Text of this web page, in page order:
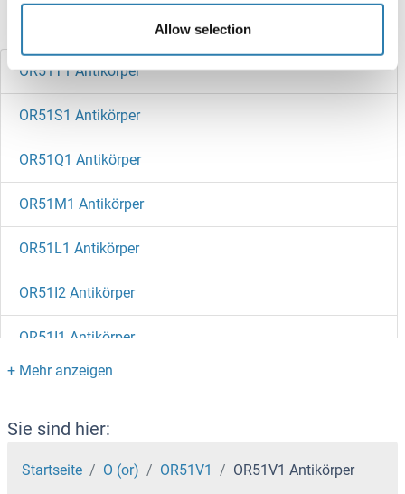
Allow selection
Haben Sie etwas anderes gesucht?
OR51T1 Antikörper
OR51S1 Antikörper
OR51Q1 Antikörper
OR51M1 Antikörper
OR51L1 Antikörper
OR51I2 Antikörper
OR51I1 Antikörper
OR51G2 Antikörper
OR51G1 Antikörper
OR51F2 Antikörper
Sie sind hier:
Startseite O (or) OR51V1 OR51V1 Antikörper